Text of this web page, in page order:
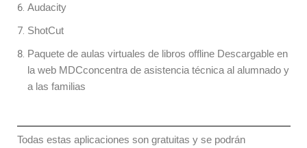
Audacity
ShotCut
Paquete de aulas virtuales de libros offline Descargable en
la web MDCconcentra de asistencia técnica al alumnado y
a las familias
Todas estas aplicaciones son gratuitas y se podrán